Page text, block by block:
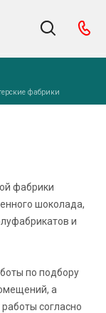
фабрики
фабрики
шоколада,
и
по подбору
а
согласно